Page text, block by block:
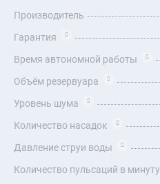
Производитель
Гарантия
Время автономной работы
Объём резервуара
Уровень шума
Количество насадок
Давление струи воды
Количество пульсаций в минуту